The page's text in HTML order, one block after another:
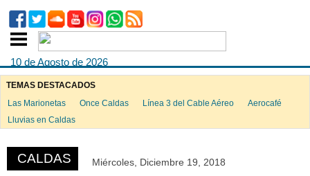
10 de Agosto de 2026
TEMAS DESTACADOS
Las Marionetas
Once Caldas Línea 3 del Cable Aéreo
Aerocafé
Lluvias en Caldas
CALDAS Miércoles, Diciembre 19, 2018